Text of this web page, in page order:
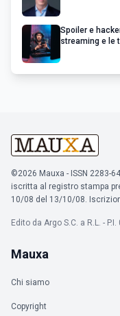
Spoiler e
streaming e le
©2026 Mauxa - ISSN 2283-
iscritta al registro stampa
10/08 del 13/10/08.
Edito da Argo S.C. a R.L. -
Mauxa
Chi siamo
Copyright